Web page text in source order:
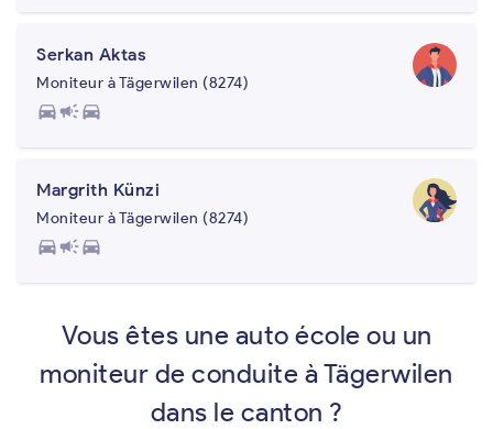
Serkan Aktas
Moniteur à Tägerwilen (8274)
directions_carcampaigndirections_car
Margrith Künzi
Moniteur à Tägerwilen (8274)
directions_carcampaigndirections_car
Vous êtes une auto école ou un
moniteur de conduite à Tägerwilen
dans le canton ?